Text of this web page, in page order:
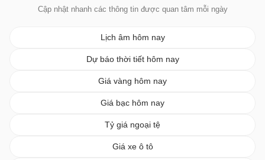
Cập nhật nhanh các thông tin được quan tâm mỗi ngày
Lịch âm hôm nay
Dự báo thời tiết hôm nay
Giá vàng hôm nay
Giá bạc hôm nay
Tỷ giá ngoại tệ
Giá xe ô tô